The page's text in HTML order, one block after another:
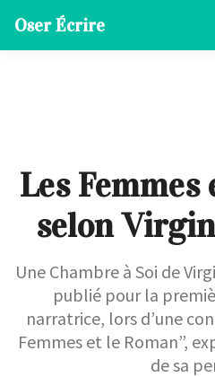
Oser Écrire
Les Femmes
selon
Une Chambre à Soi de
publié pour la
narratrice, lors d’une
Femmes et le Roman”,
de sa